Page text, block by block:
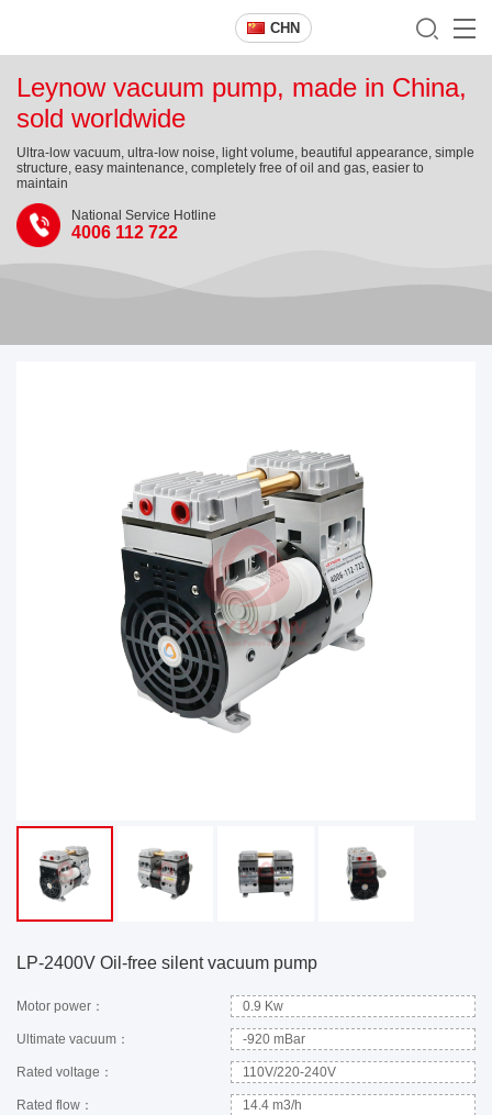
CHN
Leynow vacuum pump, made in China,
sold worldwide
Ultra-low vacuum, ultra-low noise, light volume, beautiful appearance, simple
structure, easy maintenance, completely free of oil and gas, easier to
maintain
National Service Hotline
4006 112 722
LP-2400V Oil-free silent vacuum pump
Motor power： 0.9 Kw
Ultimate vacuum： -920 mBar
Rated voltage： 110V/220-240V
Rated flow： 14.4 m3/h